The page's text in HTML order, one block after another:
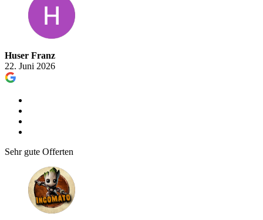
Huser Franz
22. Juni 2026
Sehr gute Offerten